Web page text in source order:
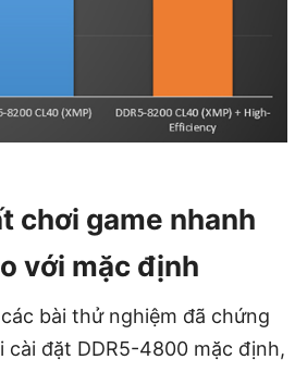
chơi game nhanh
với mặc định
bài thử nghiệm đã chứng
cài đặt DDR5-4800 mặc định,